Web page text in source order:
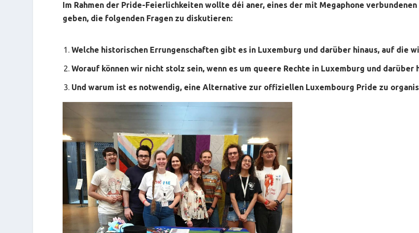
Im Rahmen der Pride-Feierlichkeiten wollte déi aner, eines der mit Megaphone
geben, die folgenden Fragen zu diskutieren:
Welche historischen Errungenschaften gibt es in Luxemburg und darüber hinaus, auf die
Worauf können wir nicht stolz sein, wenn es um queere Rechte in Luxemburg und darüber
Und warum ist es notwendig, eine Alternative zur offiziellen Luxembourg Pride zu